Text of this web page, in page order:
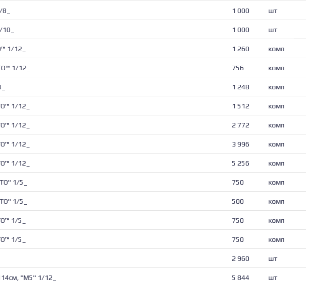
1 000 шт
1 000 шт
1/12_ 1 260 комп
1/12_ 756 комп
1 248 комп
1/12_ 1 512 комп
1/12_ 2 772 комп
1/12_ 3 996 комп
1/12_ 5 256 комп
1/5_ 750 комп
1/5_ 500 комп
1/5_ 750 комп
1/5_ 750 комп
2 960 шт
"М5" 1/12_ 5 844 шт